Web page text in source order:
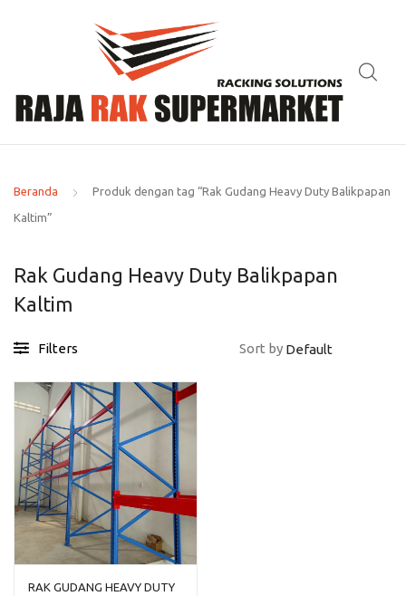
Beranda Produk dengan tag “Rak Gudang Heavy Duty Balikpapan
Kaltim”
Rak Gudang Heavy Duty Balikpapan
Kaltim
Filters Sort by
RAK GUDANG HEAVY DUTY